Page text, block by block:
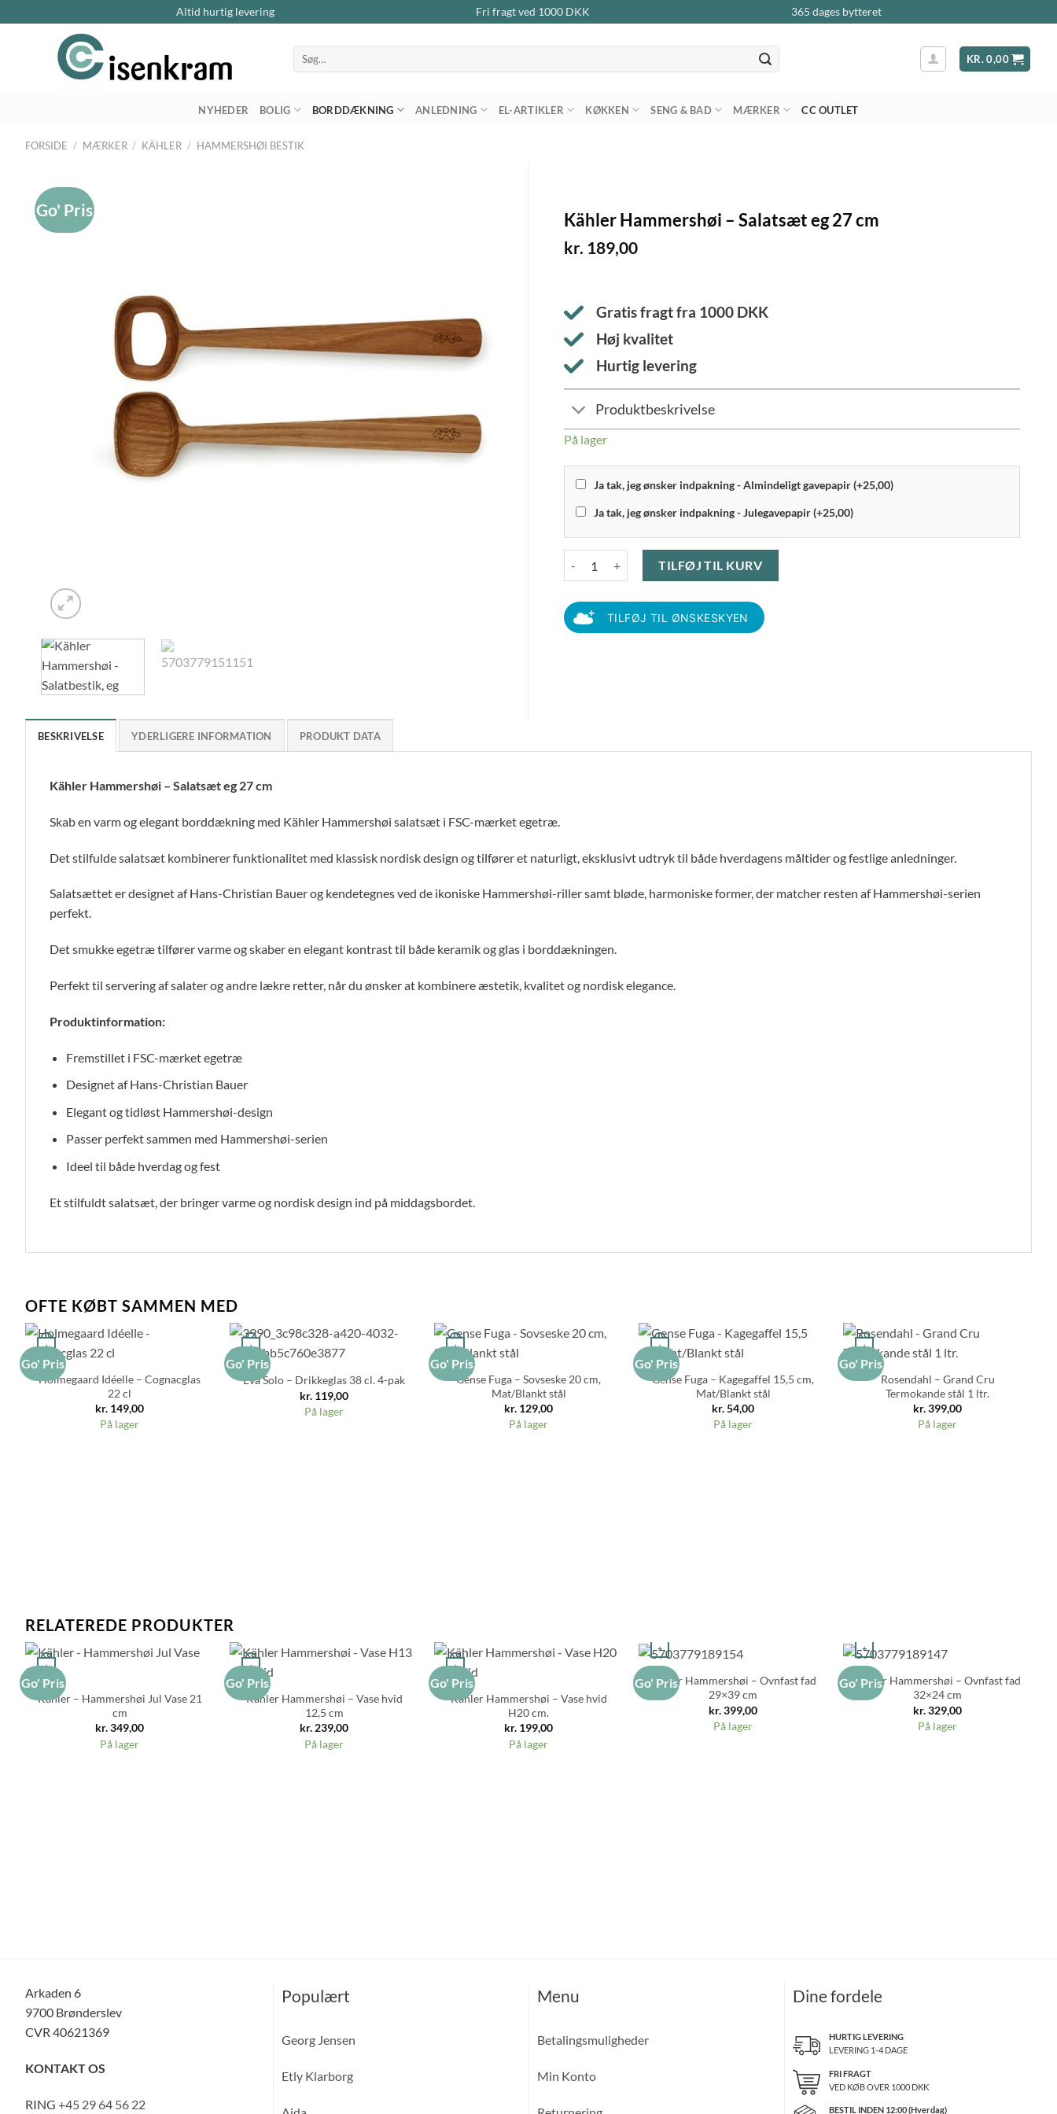
Altid hurtig levering Fri fragt ved 1000DKK 365 dages bytteret
Søg
efter:
KR.0,00
NYHEDER BOLIG BORDDÆKNING ANLEDNING EL-ARTIKLER KØKKEN SENG & BAD MÆRKER CC OUTLET
FORSIDE / MÆRKER / KÄHLER / HAMMERSHØI BESTIK
Go' Pris
Kähler Hammershøi – Salatsæt eg 27 cm
kr. 189,00
Gratis fragt fra 1000 DKK
Høj kvalitet
Hurtig levering
Produktbeskrivelse
På lager
Ja tak, jeg ønsker indpakning - Almindeligt gavepapir (+25,00)
Ja tak, jeg ønsker indpakning - Julegavepapir (+25,00)
TILFØJ TIL KURV
TILFØJ TIL ØNSKESKYEN
BESKRIVELSE YDERLIGERE INFORMATION PRODUKT DATA
Kähler Hammershøi – Salatsæt eg 27 cm
Skab en varm og elegant borddækning med Kähler Hammershøi salatsæt i FSC-mærket egetræ.
Det stilfulde salatsæt kombinerer funktionalitet med klassisk nordisk design og tilfører et naturligt, eksklusivt udtryk til både hverdagens måltider og festlige anledninger.
Salatsættet er designet af Hans-Christian Bauer og kendetegnes ved de ikoniske Hammershøi-riller samt bløde, harmoniske former, der matcher resten af Hammershøi-serien
perfekt.
Det smukke egetræ tilfører varme og skaber en elegant kontrast til både keramik og glas i borddækningen.
Perfekt til servering af salater og andre lækre retter, når du ønsker at kombinere æstetik, kvalitet og nordisk elegance.
Produktinformation:
Fremstillet i FSC-mærket egetræ
Designet af Hans-Christian Bauer
Elegant og tidløst Hammershøi-design
Passer perfekt sammen med Hammershøi-serien
Ideel til både hverdag og fest
Et stilfuldt salatsæt, der bringer varme og nordisk design ind på middagsbordet.
OFTE KØBT SAMMEN MED
Go' Pris
+
Holmegaard Idéelle – Cognacglas
22 cl
kr. 149,00
På lager
Go' Pris
+
Eva Solo – Drikkeglas 38 cl. 4-pak
kr. 119,00
På lager
Go' Pris
+
Gense Fuga – Sovseske 20 cm,
Mat/Blankt stål
kr. 129,00
På lager
Go' Pris
+
Gense Fuga – Kagegaffel 15,5 cm,
Mat/Blankt stål
kr.54,00
På lager
Go' Pris
+
Rosendahl – Grand Cru
Termokande stål 1 ltr.
kr.399,00
På lager
RELATEREDE PRODUKTER
Go' Pris
+
Kähler – Hammershøi Jul Vase 21
cm
kr.349,00
På lager
Go' Pris
+
Kähler Hammershøi – Vase hvid
12,5 cm
kr. 239,00
På lager
Go' Pris
+
Kähler Hammershøi – Vase hvid
H20 cm.
kr. 199,00
På lager
Go' Pris
+
Kähler Hammershøi – Ovnfast fad
29×39 cm
kr.399,00
På lager
Go' Pris
+
Kähler Hammershøi – Ovnfast fad
32×24 cm
kr.329,00
På lager
Arkaden 6
9700 Brønderslev
CVR 40621369
KONTAKT OS
RING +45 29 64 56 22
Populært
Georg Jensen
Etly Klarborg
Menu
Betalingsmuligheder
Min Konto
Dine fordele
HURTIG LEVERING
LEVERING 1-4 DAGE
FRI FRAGT
VED KØB OVER 1000DKK
BESTIL INDEN 12:00 (Hverdag)